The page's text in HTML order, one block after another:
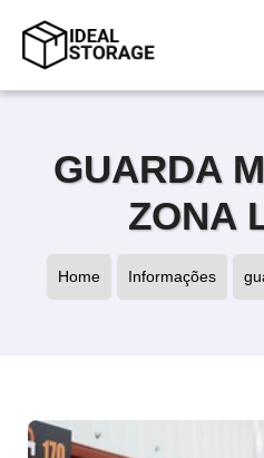
GUARDA
ZONA
Home Informações